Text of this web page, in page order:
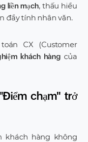
liền mạch, thấu hiểu
đầy tính nhân văn.
CX (Customer
khách hàng của
chạm" trở
khách hàng không